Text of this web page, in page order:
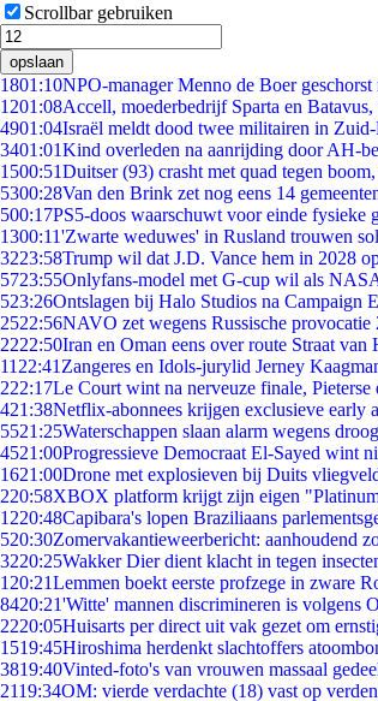
Scrollbar gebruiken
opslaan
1801:10NPO-manager Menno de Boer
1201:08Accell, moederbedrijf Sparta en
4901:04Israël meldt dood twee militairen in
3401:01Kind overleden na aanrijding door AH-
1500:51Duitser (93) crasht met quad tegen
5300:28Van den Brink zet nog eens 14
500:17PS5-doos waarschuwt voor einde fysieke
1300:11'Zwarte weduwes' in Rusland trouwen
3223:58Trump wil dat J.D. Vance hem in 2028
5723:55Onlyfans-model met G-cup wil als
523:26Ontslagen bij Halo Studios na Campaign
2522:56NAVO zet wegens Russische
2222:50Iran en Oman eens over route Straat
11 22:41 Zangeres en Idols-jurylid Jerney
222:17Le Court wint na nerveuze finale, Pieterse
421:38Netflix-abonnees krijgen exclusieve early
5521:25Waterschappen slaan alarm wegens
4521:00Progressieve Democraat El-Sayed wint
1621:00Drone met explosieven bij Duits
220:58XBOX platform krijgt zijn eigen
1220:48Capibara's lopen Braziliaans
520:30Zomervakantieweerbericht: aanhoudend
3220:25Wakker Dier dient klacht in tegen
1 20:21Lemmen boekt eerste profzege in zware
8420:21'Witte' mannen discrimineren is volgens
2220:05Huisarts per direct uit vak gezet om
1519:45Hiroshima herdenkt slachtoffers
3819:40Vinted-foto's van vrouwen massaal
2119:34OM: vierde verdachte (18) vast op